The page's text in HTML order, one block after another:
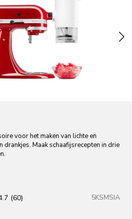
voor het maken van lichte en
drankjes. Maak schaafijsrecepten in drie
(60) 5KSMSIA